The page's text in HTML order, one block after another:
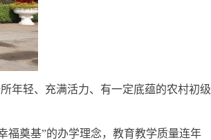
年轻、充满活力、有一定底蕴的农村初级
福奠基”的办学理念，教育教学质量连年